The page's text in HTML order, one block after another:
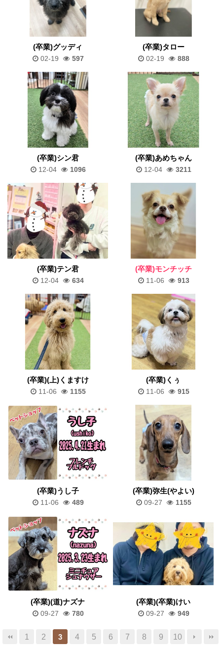
(卒業)グッディ
02-19 597
(卒業)タロー
02-19 888
(卒業)シン君
12-04 1096
(卒業)あめちゃん
12-04 3211
(卒業)テン君
12-04 634
(卒業)モンチッチ
11-06 913
(卒業)(上)くますけ
11-06 1155
(卒業)くぅ
11-06 915
(卒業)うし子
11-06 489
(卒業)弥生(やよい)
09-27 1155
(卒業)(道)ナズナ
09-27 780
(卒業)(卒業)けい
09-27 949
1 2 3 4 5 6 7 8 9 10